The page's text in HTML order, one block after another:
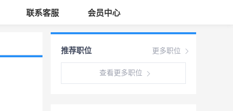
联系客服 会员中心
更多职位
推荐职位
查看更多职位